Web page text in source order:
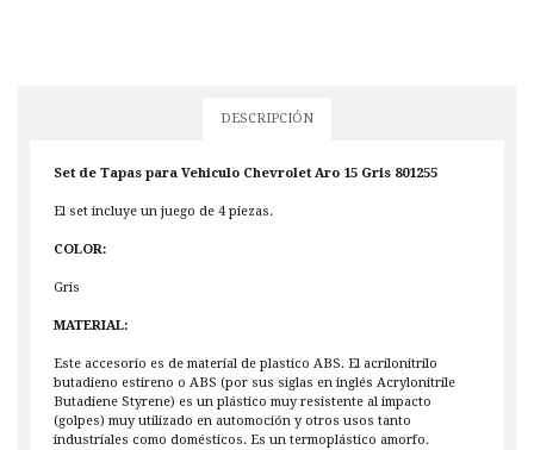
DESCRIPCIÓN
Set de Tapas para Vehiculo Chevrolet Aro 15 Gris 801255
El set incluye un juego de 4 piezas.
COLOR:
Gris
MATERIAL:
Este accesorio es de material de plastico ABS. El acrilonitrilo
butadieno estireno o ABS (por sus siglas en inglés Acrylonitrile
Butadiene Styrene) es un plástico muy resistente al impacto
(golpes) muy utilizado en automoción y otros usos tanto
industriales como domésticos. Es un termoplástico amorfo.